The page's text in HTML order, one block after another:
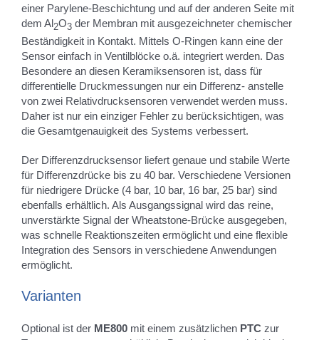
einer Parylene-Beschichtung und auf der anderen Seite mit
dem Al2O3der Membran mit ausgezeichneter chemischer
Beständigkeit in Kontakt. Mittels O-Ringen kann eine der
Sensor einfach in Ventilblöcke o.ä. integriert werden. Das
Besondere an diesen Keramiksensoren ist, dass für
differentielle Druckmessungen nur ein Differenz- anstelle
von zwei Relativdrucksensoren verwendet werden muss.
Daher ist nur ein einziger Fehler zu berücksichtigen, was
die Gesamtgenauigkeit des Systems verbessert.
Der Differenzdrucksensor liefert genaue und stabile Werte
für Differenzdrücke bis zu 40 bar. Verschiedene Versionen
für niedrigere Drücke (4 bar, 10 bar, 16 bar, 25 bar) sind
ebenfalls erhältlich. Als Ausgangssignal wird das reine,
unverstärkte Signal der Wheatstone-Brücke ausgegeben,
was schnelle Reaktionszeiten ermöglicht und eine flexible
Integration des Sensors in verschiedene Anwendungen
ermöglicht.
Varianten
Optional ist der ME800mit einem zusätzlichen PTCzur